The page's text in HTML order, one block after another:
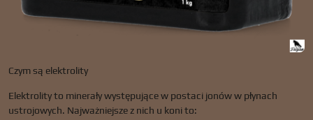
Czym są elektrolity
Elektrolity to minerały występujące w postaci jonów w płynach
ustrojowych. Najważniejsze z nich u koni to: